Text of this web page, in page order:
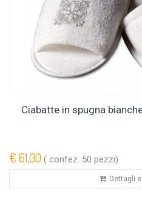
Ciabatte in spugna
€ 61,00 ( confez. 50 pezzi)
Dettagli